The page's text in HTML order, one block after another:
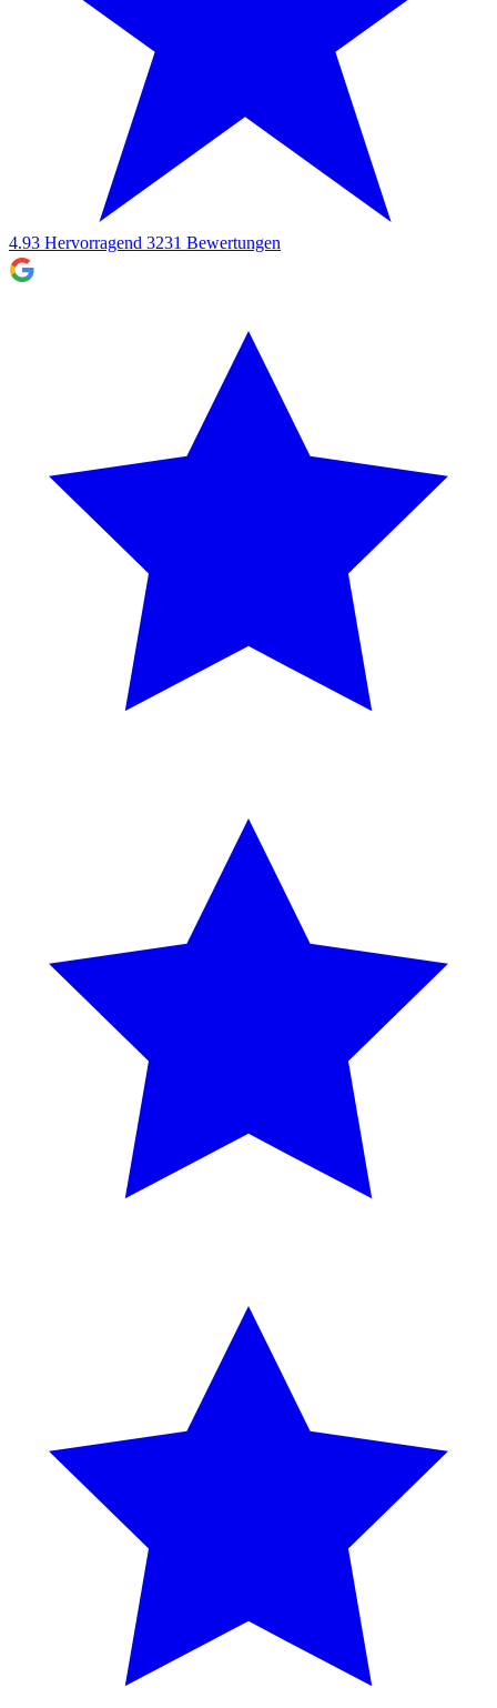
4.93 Hervorragend 3231 Bewertungen